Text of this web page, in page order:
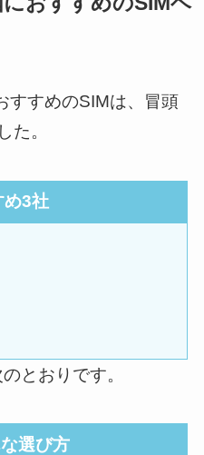
すすめのSIMは、冒頭
た。
め3社
とおりです。
選び方